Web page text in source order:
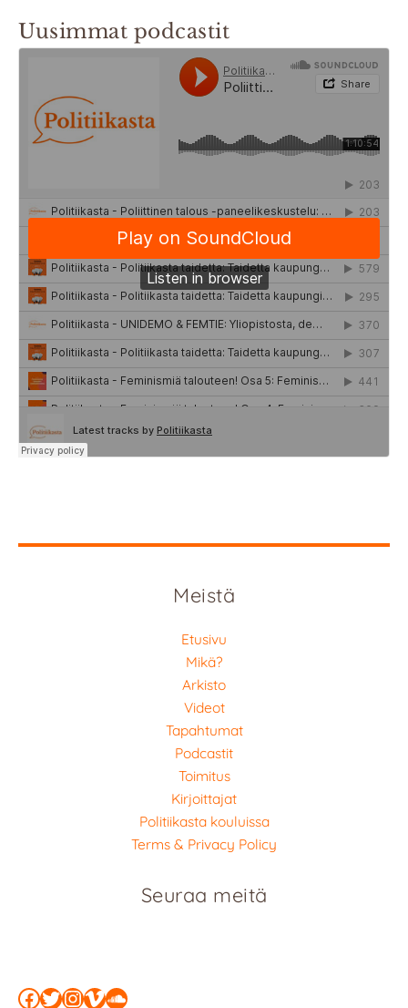
Uusimmat podcastit
Meistä
Etusivu
Mikä?
Arkisto
Videot
Tapahtumat
Podcastit
Toimitus
Kirjoittajat
Politiikasta kouluissa
Terms & Privacy Policy
Seuraa meitä
Facebook
Twitter
Instagram
Vimeo
SoundCloud